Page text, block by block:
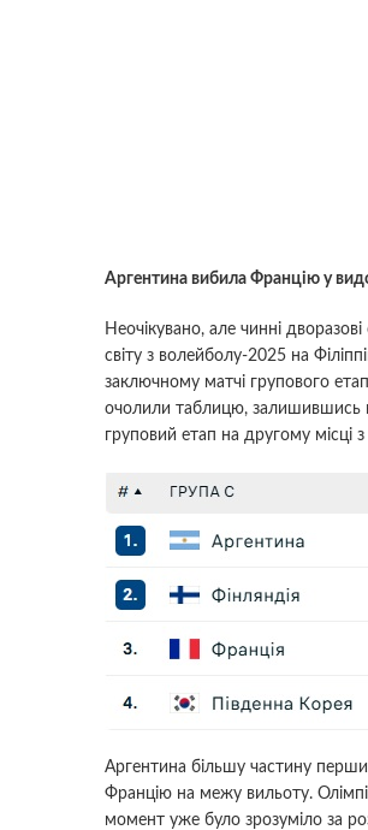
Аргентина вибила Францію у
Неочікувано, але чинні
світу з волейболу-2025 на
заключному матчі групового
очолили таблицю, залишившись
груповий етап на другому місці
Аргентина більшу частину
Францію на межу вильоту.
момент уже було зрозуміло за